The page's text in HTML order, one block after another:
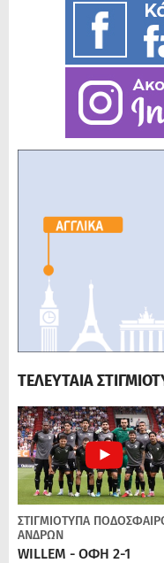
ΤΕΛΕΥΤΑΙΑ
ΣΤΙΓΜΙΟΤΥΠΑ
ΑΝΔΡΏΝ
WILLEM - ΟΦΗ 2-1